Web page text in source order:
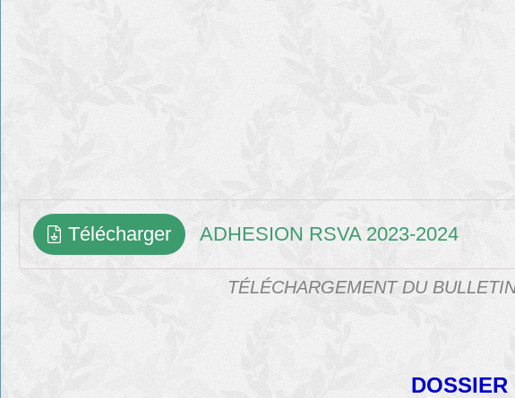
Télécharger ADHESION RSVA 2023-2024
TÉLÉCHARGEMENT DU